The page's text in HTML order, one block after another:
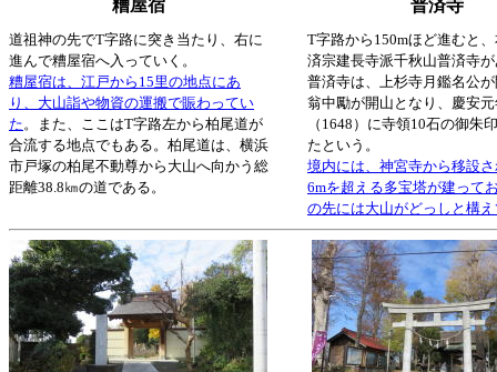
糟屋宿 普済寺
道祖神の先でT字路に突き当たり、右に
進んで糟屋宿へ入っていく。
糟屋宿は、江戸から15里の地点にあ
り、大山詣や物資の運搬で賑わってい
た。また、ここはT字路左から柏尾道が
合流する地点でもある。柏尾道は、横浜
市戸塚の柏尾不動尊から大山へ向かう総
距離38.8㎞の道である。
T字路から150mほど進むと
済宗建長寺派千秋山普済寺
普済寺は、上杉寺月鑑名公
翁中勵が開山となり、慶安
（1648）に寺領10石の御朱
たという。
境内には、神宮寺から移設
6mを超える多宝塔が建って
の先には大山がどっしと構